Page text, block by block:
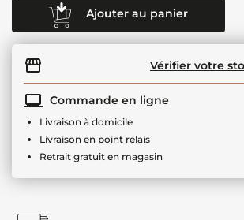
Ajouter au panier
Vérifier votre
Commande en ligne
Livraison à domicile
Livraison en point relais
Retrait gratuit en magasin